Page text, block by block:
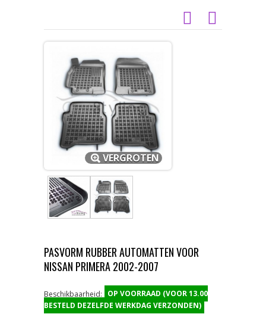
VERGROTEN
PASVORM RUBBER AUTOMATTEN VOOR
NISSAN PRIMERA 2002-2007
Beschikbaarheid:
OP VOORRAAD (VOOR 13.00
BESTELD DEZELFDE WERKDAG VERZONDEN)